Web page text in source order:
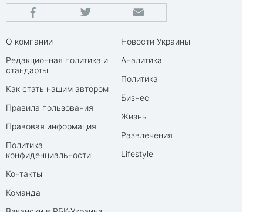
О компании
Редакционная политика и
стандарты
Как стать нашим автором
Правила пользования
Правовая информация
Политика
конфиденциальности
Контакты
Команда
Новости Украины
Аналитика
Политика
Бизнес
Жизнь
Развлечения
Lifestyle